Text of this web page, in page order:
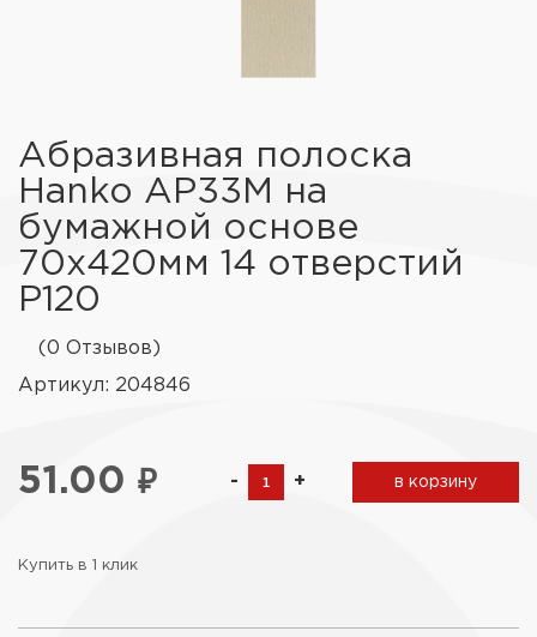
Абразивная полоска
Hanko AP33M на
бумажной основе
70х420мм 14 отверстий
Р120
(0 Отзывов)
Артикул: 204846
51.00 ₽ - + в корзину
Купить в 1 клик